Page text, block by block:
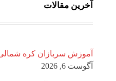
آخرین مقالات
آموزش سربازان کره
آگوست 6, 2026